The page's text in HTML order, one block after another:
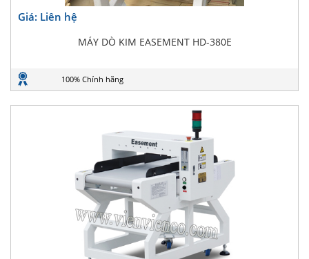
Giá: Liên hệ
MÁY DÒ KIM EASEMENT HD-380E
100% Chính hãng